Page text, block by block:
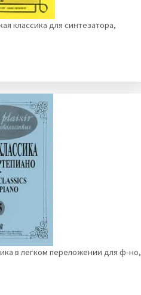
классика для синтезатора,
в легком переложении для ф-но,